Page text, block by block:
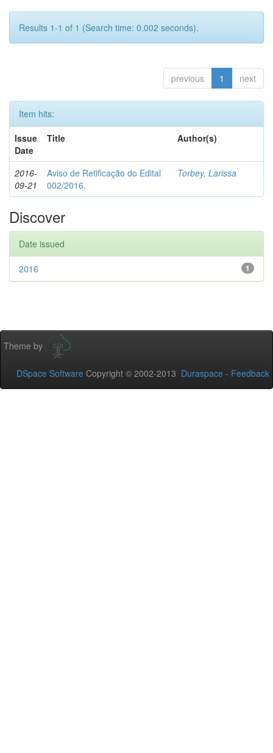
Results 1-1 of 1 (Search time: 0.002 seconds).
previous 1 next
Item hits:
Issue
Date
Title Author(s)
2016-
09-21
Aviso de Retificação do Edital
002/2016.
Torbey, Larissa
Discover
Date issued
1
2016
Theme by
DSpace Software Copyright © 2002-2013 Duraspace - Feedback